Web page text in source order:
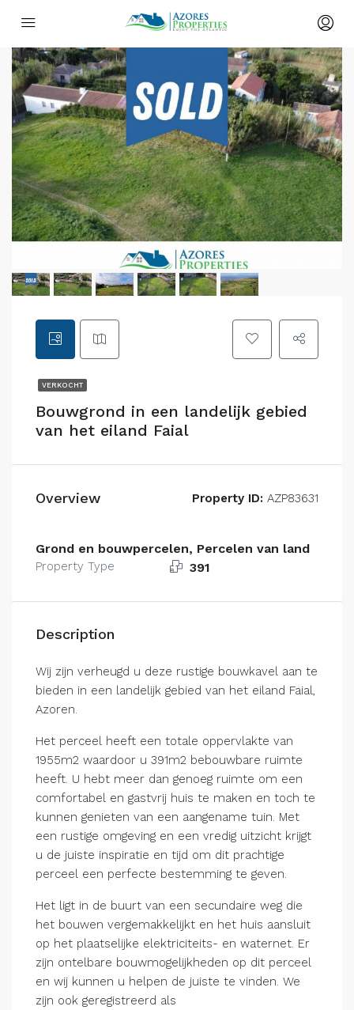
VERKOCHT
Bouwgrond in een landelijk gebied
van het eiland Faial
Overview Property ID: AZP83631
Grond en bouwpercelen, Percelen van land
Property Type 391
Description
Wij zijn verheugd u deze rustige bouwkavel aan te
bieden in een landelijk gebied van het eiland Faial,
Azoren.
Het perceel heeft een totale oppervlakte van
1955m2 waardoor u 391m2 bebouwbare ruimte
heeft. U hebt meer dan genoeg ruimte om een
comfortabel en gastvrij huis te maken en toch te
kunnen genieten van een aangename tuin. Met
een rustige omgeving en een vredig uitzicht krijgt
u de juiste inspiratie en tijd om dit prachtige
perceel een perfecte bestemming te geven.
Het ligt in de buurt van een secundaire weg die
het bouwen vergemakkelijkt en het huis aansluit
op het plaatselijke elektriciteits- en waternet. Er
zijn ontelbare bouwmogelijkheden op dit perceel
en wij kunnen u helpen de juiste te vinden. We
zijn ook geregistreerd als